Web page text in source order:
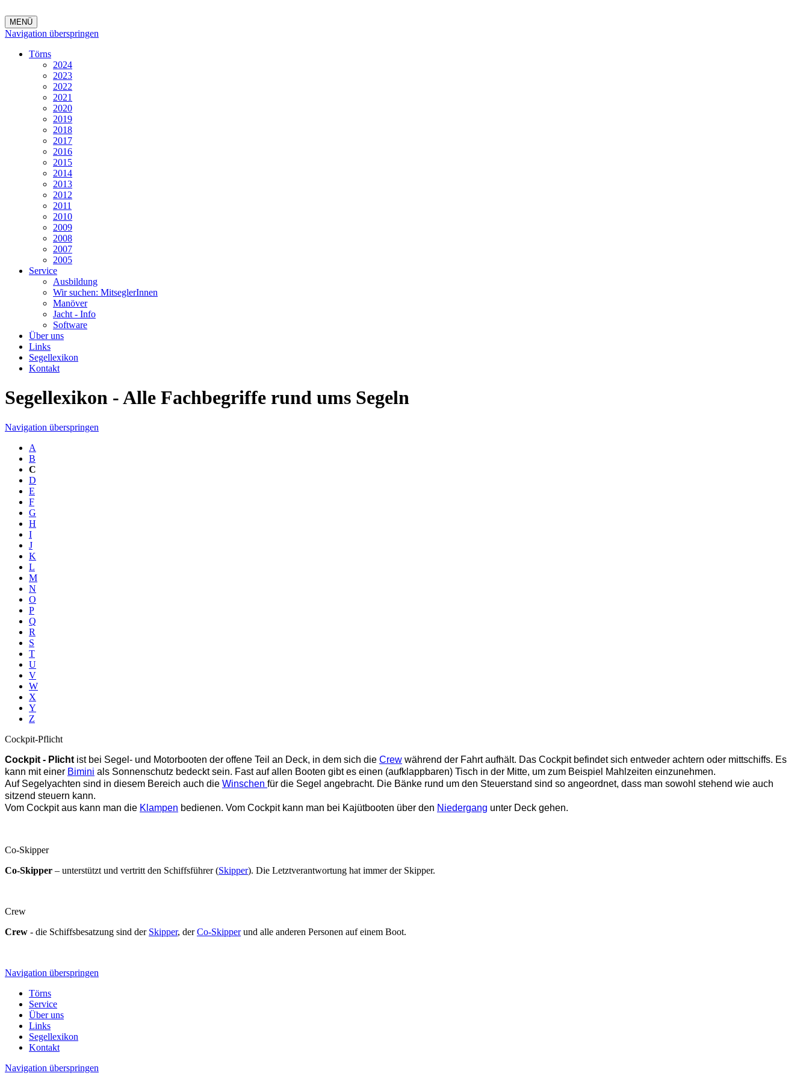
MENÜ
Navigation überspringen
Törns
2024
2023
2022
2021
2020
2019
2018
2017
2016
2015
2014
2013
2012
2011
2010
2009
2008
2007
2005
Service
Ausbildung
Wir suchen: MitseglerInnen
Manöver
Jacht - Info
Software
Über uns
Links
Segellexikon
Kontakt
Segellexikon - Alle Fachbegriffe rund ums Segeln
Navigation überspringen
A
B
C
D
E
F
G
H
I
J
K
L
M
N
O
P
Q
R
S
T
U
V
W
X
Y
Z
Cockpit-Pflicht
Cockpit - Plicht ist bei Segel- und Motorbooten der offene Teil an Deck, in dem sich die Crew während der Fahrt aufhält. Das Cockpit befindet sich entweder achtern oder mittschiffs. Es
kann mit einer Bimini als Sonnenschutz bedeckt sein. Fast auf allen Booten gibt es einen (aufklappbaren) Tisch in der Mitte, um zum Beispiel Mahlzeiten einzunehmen.
Auf Segelyachten sind in diesem Bereich auch die Winschen für die Segel angebracht. Die Bänke rund um den Steuerstand sind so angeordnet, dass man sowohl stehend wie auch
sitzend steuern kann.
Vom Cockpit aus kann man die Klampen bedienen. Vom Cockpit kann man bei Kajütbooten über den Niedergang unter Deck gehen.
Co-Skipper
Co-Skipper – unterstützt und vertritt den Schiffsführer (Skipper). Die Letztverantwortung hat immer der Skipper.
Crew
Crew - die Schiffsbesatzung sind der Skipper, derCo-Skipperund alle anderen Personen auf einem Boot.
Navigation überspringen
Törns
Service
Über uns
Links
Segellexikon
Kontakt
Navigation überspringen